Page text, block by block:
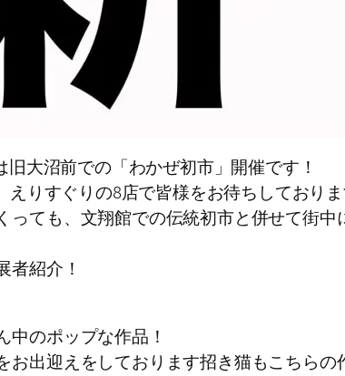
旧大沼前での「わかぜ初市」開催です！
えりすぐりの8店で皆様をお待ちしておりま
っても、文翔館での伝統初市と併せて街
者紹介！
中のポップな作品！
お出迎えをしております招き猫もこちらの